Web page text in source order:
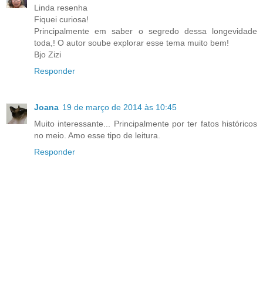
Linda resenha
Fiquei curiosa!
Principalmente em saber o segredo dessa longevidade
toda,! O autor soube explorar esse tema muito bem!
Bjo Zizi
Responder
Joana 19 de março de 2014 às 10:45
Muito interessante... Principalmente por ter fatos históricos
no meio. Amo esse tipo de leitura.
Responder